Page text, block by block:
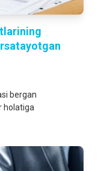
bergan
holatiga